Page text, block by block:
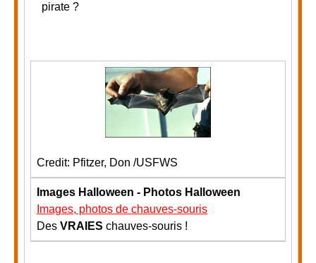
pirate ?
Credit: Pfitzer, Don /USFWS
Images Halloween - Photos Halloween
Images, photos de chauves-souris
Des VRAIES chauves-souris !